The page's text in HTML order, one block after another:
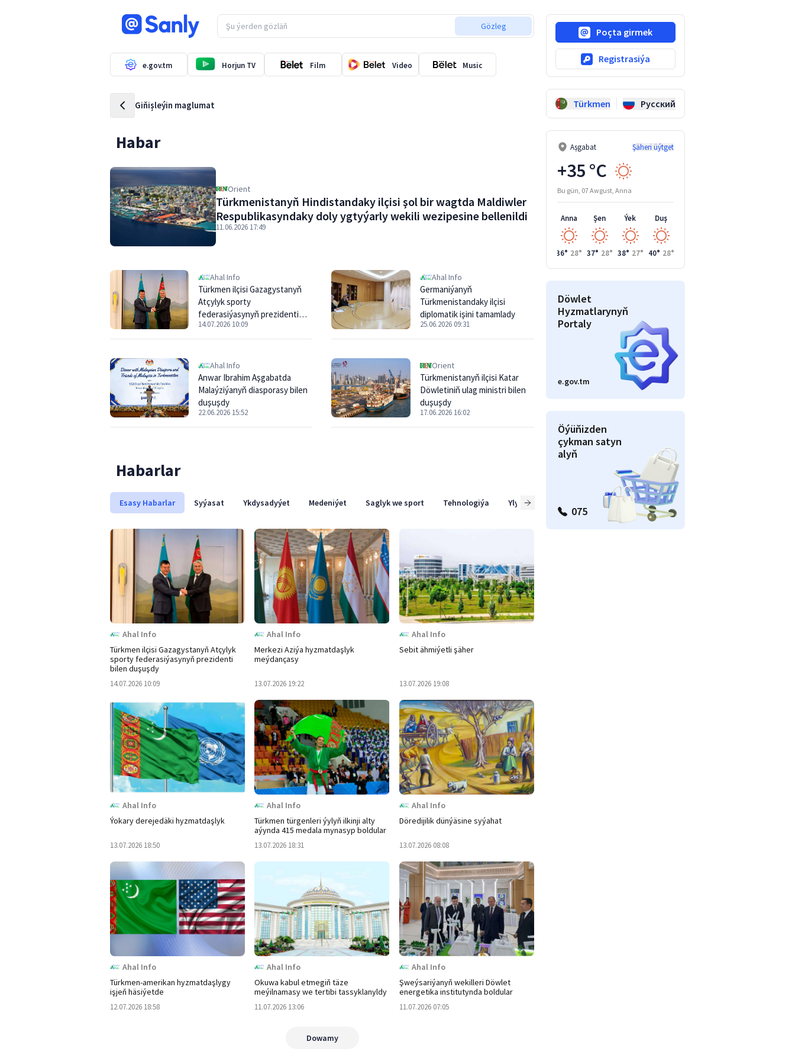
Gözleg
e.gov.tm Horjun TV Film Video Music
Giňişleýin maglumat
Habar
Orient
Türkmenistanyň Hindistandaky ilçisi şol bir wagtda Maldiwler
Respublikasyndaky doly ygtyýarly wekili wezipesine bellenildi
11.06.2026 17:49
Ahal Info
Türkmen ilçisi Gazagystanyň
Atçylyk sporty
federasiýasynyň prezidenti
bilen duşuşdy
14.07.2026 10:09
Ahal Info
Germaniýanyň
Türkmenistandaky ilçisi
diplomatik işini tamamlady
25.06.2026 09:31
Ahal Info
Anwar Ibrahim Aşgabatda
Malaýziýanyň diasporasy bilen
duşuşdy
22.06.2026 15:52
Orient
Türkmenistanyň ilçisi Katar
Döwletiniň ulag ministri bilen
duşuşdy
17.06.2026 16:02
Habarlar
Esasy Habarlar Syýasat Ykdysadyýet Medeniýet Saglyk we sport Tehnologiýa Ylym Beýlekiler
Ahal Info
Türkmen ilçisi Gazagystanyň Atçylyk
sporty federasiýasynyň prezidenti
bilen duşuşdy
14.07.2026 10:09
Ahal Info
Merkezi Aziýa hyzmatdaşlyk
meýdançasy
13.07.2026 19:22
Ahal Info
Sebit ähmiýetli şäher
13.07.2026 19:08
Ahal Info
Ýokary derejedäki hyzmatdaşlyk
13.07.2026 18:50
Ahal Info
Türkmen türgenleri ýylyň ilkinji alty
aýynda 415 medala mynasyp boldular
13.07.2026 18:31
Ahal Info
Döredijilik dünýäsine syýahat
13.07.2026 08:08
Ahal Info
Türkmen-amerikan hyzmatdaşlygy
işjeň häsiýetde
12.07.2026 18:58
Ahal Info
Okuwa kabul etmegiň täze
meýilnamasy we tertibi tassyklanyldy
11.07.2026 13:06
Ahal Info
Şweýsariýanyň wekilleri Döwlet
energetika institutynda boldular
11.07.2026 07:05
Dowamy
Poçta girmek
Registrasiýa
Türkmen Русский
Aşgabat Şäheri üýtget
+35 °C
Bu gün, 07 Awgust, Anna
Anna
36° 28°
Şen
37° 28°
Ýek
38° 27°
Duş
40° 28°
Döwlet
Hyzmatlarynyň
Portaly
e.gov.tm
Öýüňizden
çykman satyn
alyň
075